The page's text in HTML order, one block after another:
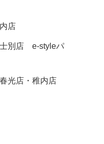
店
別店 e-styleパ
光店・稚内店